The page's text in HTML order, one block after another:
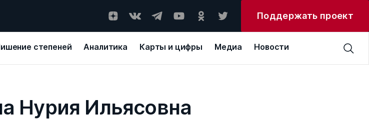
Поддержать проект
степеней Аналитика Карты и цифры Медиа Новости
Нурия Ильясовна